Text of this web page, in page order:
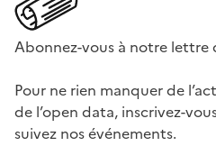
Abonnez-vous à notre
Pour ne rien manquer de
de l’open data, inscrivez-
suivez nos événements.